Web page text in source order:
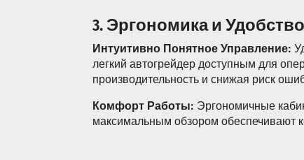
3. Эргономика и
Интуитивно Понятное Управление:
легкий автогрейдер доступным для
производительность и снижая риск
Комфорт Работы: Эргономичные
максимальным обзором обеспечивают